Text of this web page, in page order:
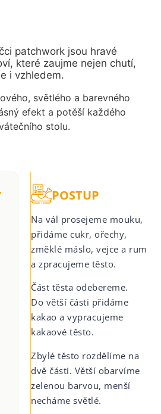
patchwork jsou hravé
které zaujme nejen chutí,
i vzhledem.
světlého a barevného
efekt a potěší každého
stolu.
POSTUP
Na vál prosejeme mouku,
přidáme cukr, ořechy,
změklé máslo, vejce a rum
a zpracujeme těsto.
Část těsta odebereme.
Do větší části přidáme
kakao a vypracujeme
kakaové těsto.
Zbylé těsto rozdělíme na
dvě části. Větší obarvíme
zelenou barvou, menší
necháme světlé.